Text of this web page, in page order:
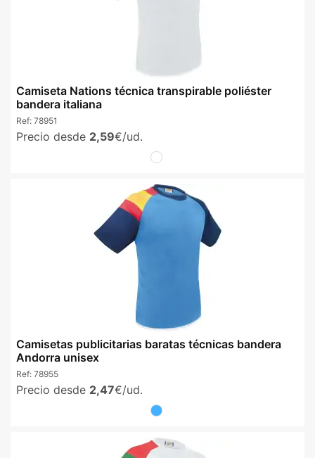
Camiseta Nations técnica transpirable poliéster
bandera italiana
Ref: 78951
Precio desde 2,59€/ud.
Camisetas publicitarias baratas técnicas bandera
Andorra unisex
Ref: 78955
Precio desde 2,47€/ud.